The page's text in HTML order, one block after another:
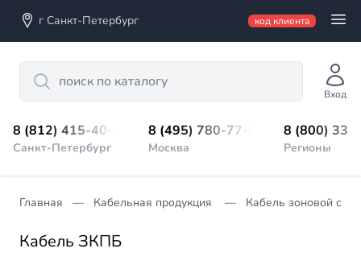
г Санкт-Петербург код клиента
Search
Вход
8 (812) 415-40-45
Санкт-Петербург
8 (495) 780-77-98
Москва
8 (800)
Регионы
Главная Кабельная продукция Кабель зоновой
Кабель ЗКПБ